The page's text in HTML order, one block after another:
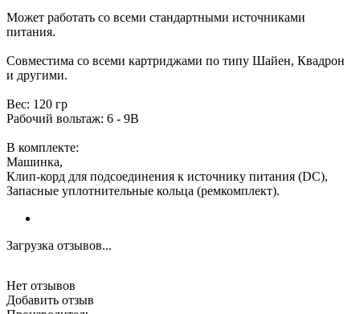
Может работать со всеми стандартными источниками
питания.
Совместима со всеми картриджами по типу Шайен, Квадрон
и другими.
Вес: 120 гр
Рабочий вольтаж: 6 - 9В
В комплекте:
Машинка,
Клип-корд для подсоединения к источнику питания (DC),
Запасные уплотнительные кольца (ремкомплект).
Загрузка отзывов...
Нет отзывов
Добавить отзыв